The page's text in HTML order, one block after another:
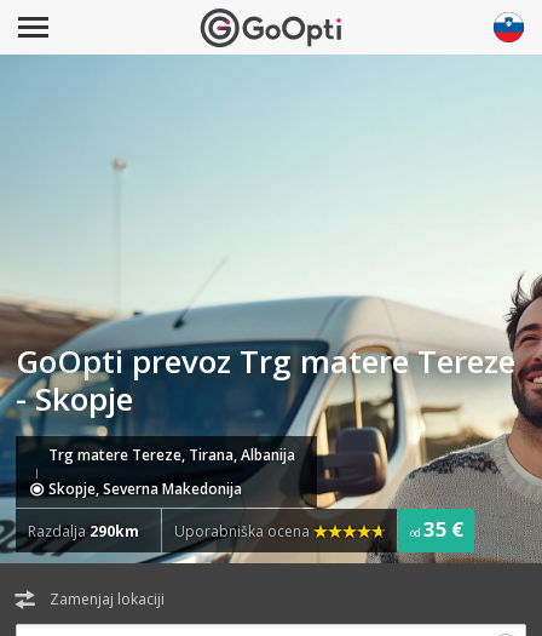
GoOpti prevoz Trg matere Tereze
- Skopje
Trg matere Tereze, Tirana, Albanija
Skopje, Severna Makedonija
Razdalja290km Uporabniška ocena od 35 €
Zamenjaj lokaciji